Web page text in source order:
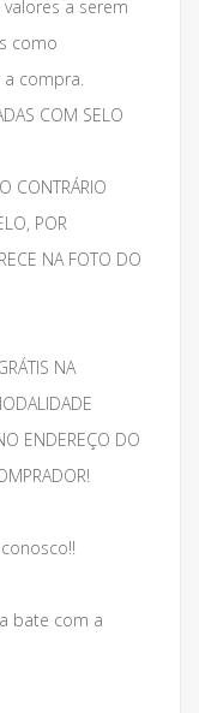
a serem
como
compra.
COM SELO
CONTRÁRIO
POR
NA FOTO DO
NA
ENDEREÇO DO
bate com a